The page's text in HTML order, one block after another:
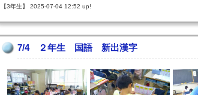
【3年生】 2025-07-04 12:52 up!
7/4 ２年生 国語 新出漢字